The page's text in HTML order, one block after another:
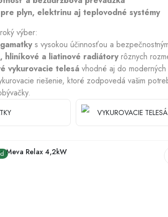
plyn, elektrinu aj teplovodné systémy
výber:
s vysokou účinnosťou a
hliníkové a liatinové radiátoryrôznych
vykurovacie telesá vhodné aj do
riešenie, ktoré zodpovedá vašim
VYKUROVACIE TELESÁ
Meva Relax 4,2kW